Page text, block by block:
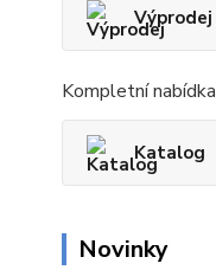
Výprodej
Kompletní nabídka
Katalog
Novinky